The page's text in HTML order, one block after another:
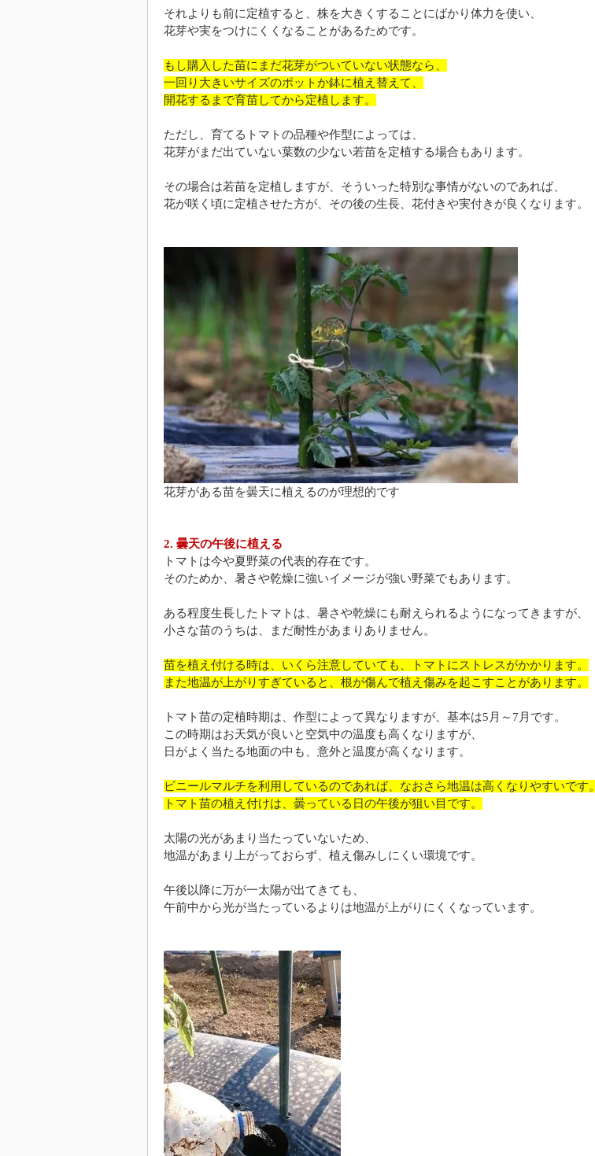
それよりも前に定植すると、株を大きくすることにばかり体力を使い、
花芽や実をつけにくくなることがあるためです。
もし購入した苗にまだ花芽がついていない状態なら、
一回り大きいサイズのポットか鉢に植え替えて、
開花するまで育苗してから定植します。
ただし、育てるトマトの品種や作型によっては、
花芽がまだ出ていない葉数の少ない若苗を定植する場合もあります。
その場合は若苗を定植しますが、そういった特別な事情がないのであれば、
花が咲く頃に定植させた方が、その後の生長、花付きや実付きが良くなります。
花芽がある苗を曇天に植えるのが理想的です
2. 曇天の午後に植える
トマトは今や夏野菜の代表的存在です。
そのためか、暑さや乾燥に強いイメージが強い野菜でもあります。
ある程度生長したトマトは、暑さや乾燥にも耐えられるようになってきますが、
小さな苗のうちは、まだ耐性があまりありません。
苗を植え付ける時は、いくら注意していても、トマトにストレスがかかります。
また地温が上がりすぎていると、根が傷んで植え傷みを起こすことがあります。
トマト苗の定植時期は、作型によって異なりますが、基本は5月～7月です。
この時期はお天気が良いと空気中の温度も高くなりますが、
日がよく当たる地面の中も、意外と温度が高くなります。
ビニールマルチを利用しているのであれば、なおさら地温は高くなりやすいです。
トマト苗の植え付けは、曇っている日の午後が狙い目です。
太陽の光があまり当たっていないため、
地温があまり上がっておらず、植え傷みしにくい環境です。
午後以降に万が一太陽が出てきても、
午前中から光が当たっているよりは地温が上がりにくくなっています。